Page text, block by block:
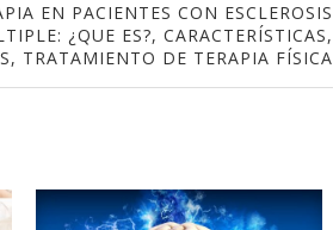
EN PACIENTES CON ESCLEROSIS
¿QUE ES?, CARACTERÍSTICAS,
TRATAMIENTO DE TERAPIA FÍSICA